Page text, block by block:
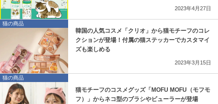
2023年4月27日
猫の商品
韓国の人気コスメ「クリオ」から猫モチーフのコレ
クションが登場！付属の猫ステッカーでカスタマイ
ズも楽しめる
2023年3月15日
猫の商品
猫モチーフのコスメグッズ「MOFU MOFU（モフモ
フ）」からネコ型のブラシやビューラーが登場